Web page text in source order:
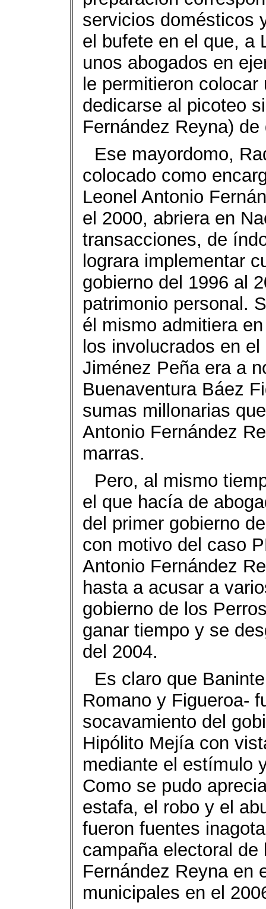
servicios domésticos
el bufete en el que, a
unos abogados en
le permitieron
dedicarse al picoteo
Fernández Reyna)
Ese mayordomo,
colocado como
Leonel Antonio
el 2000, abriera en
transacciones, de
lograra implementar
gobierno del 1996 al
patrimonio personal.
él mismo admitiera
los involucrados en
Jiménez Peña era a
Buenaventura Báez
sumas millonarias
Antonio Fernández
marras.
Pero, al mismo
el que hacía de
del primer gobierno
con motivo del caso
Antonio Fernández
hasta a acusar a
gobierno de los
ganar tiempo y se
del 2004.
Es claro que
Romano y Figueroa-
socavamiento del
Hipólito Mejía con
mediante el estímulo
Como se pudo
estafa, el robo y el
fueron fuentes
campaña electoral
Fernández Reyna en
municipales en el